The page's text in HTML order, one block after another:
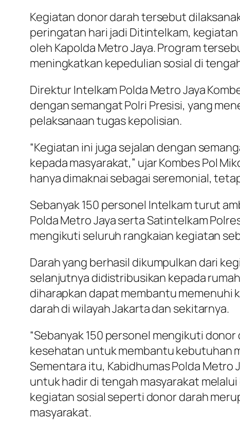
Kegiatan donor darah tersebut
peringatan hari jadi Ditintelkam,
oleh Kapolda Metro Jaya. Program
meningkatkan kepedulian sosial di
Direktur Intelkam Polda Metro Jaya
dengan semangat Polri Presisi, yang
pelaksanaan tugas kepolisian.
“Kegiatan ini juga sejalan dengan
kepada masyarakat,” ujar Kombes Pol
hanya dimaknai sebagai seremonial,
Sebanyak 150 personel Intelkam turut
Polda Metro Jaya serta Satintelkam
mengikuti seluruh rangkaian kegiatan
Darah yang berhasil dikumpulkan dari
selanjutnya didistribusikan kepada
diharapkan dapat membantu
darah di wilayah Jakarta dan sekitarnya.
“Sebanyak 150 personel mengikuti
kesehatan untuk membantu kebutuhan
Sementara itu, Kabidhumas Polda Metro
untuk hadir di tengah masyarakat
kegiatan sosial seperti donor darah
masyarakat.